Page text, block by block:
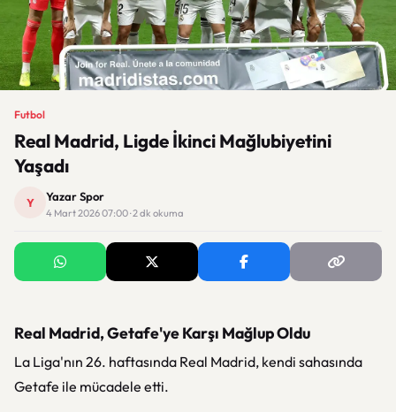
Futbol
Real Madrid, Ligde İkinci Mağlubiyetini
Yaşadı
Y Yazar Spor
4 Mart 2026 07:00 · 2 dk okuma
Real Madrid, Getafe'ye Karşı Mağlup Oldu
La Liga'nın 26. haftasında Real Madrid, kendi sahasında
Getafe ile mücadele etti.